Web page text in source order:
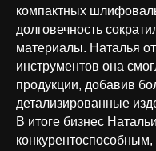
компактных
долговечность
материалы. Наталья
инструментов она
продукции, добавив
детализированные
В итоге бизнес